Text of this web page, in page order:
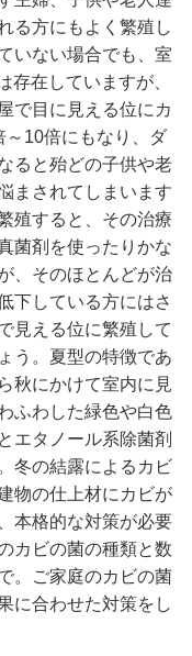
る方にもよく繁殖し
いない場合でも、室
存在していますが、
で目に見える位にカ
～10倍にもなり、ダ
ると殆どの子供や老
まされてしまいます
殖すると、その治療
菌剤を使ったりかな
、そのほとんどが治
下している方にはさ
見える位に繁殖して
う。夏型の特徴であ
秋にかけて室内に見
ふわした緑色や白色
エタノール系除菌剤
冬の結露によるカビ
物の仕上材にカビが
本格的な対策が必要
カビの菌の種類と数
。ご家庭のカビの菌
に合わせた対策をし